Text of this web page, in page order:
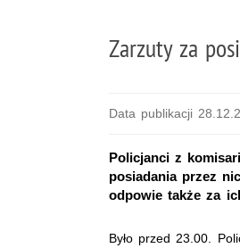
Zarzuty za
Data publikacji
Policjanci z
posiadania przez
odpowie także za
Było przed 23.00.